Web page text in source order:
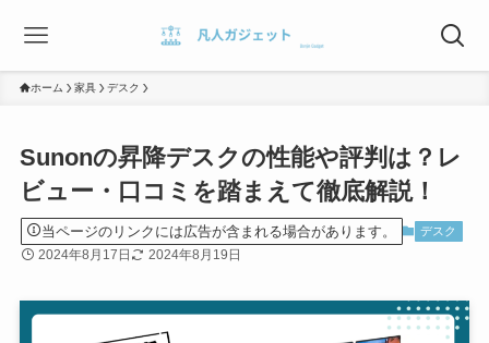
ホーム 家具 デスク
Sunonの昇降デスクの性能や評判は？レ
ビュー・口コミを踏まえて徹底解説！
当ページのリンクには広告が含まれる場合があります。 デスク
2024年8月17日 2024年8月19日